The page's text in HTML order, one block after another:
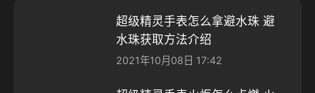
超级精灵手表怎么拿避水珠 避
水珠获取方法介绍
2021年10月08日 17:42